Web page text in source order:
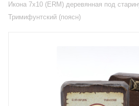
Икона 7х10 (ERM) деревянная под
Тримифунтский (поясн)